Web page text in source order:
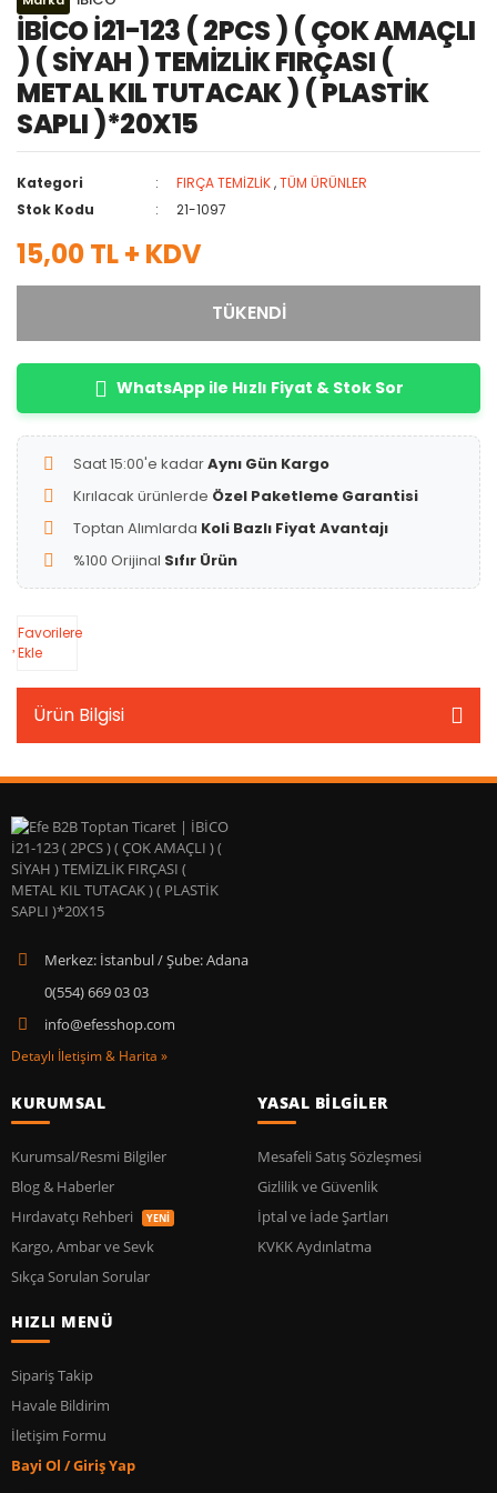
İBİCO İ21-123 ( 2PCS ) ( ÇOK AMAÇLI
) ( SİYAH ) TEMİZLİK FIRÇASI (
METAL KIL TUTACAK ) ( PLASTİK
SAPLI )*20X15
Kategori FIRÇA TEMİZLİK,TÜM ÜRÜNLER
Stok Kodu
21-1097
15,00 TL + KDV
TÜKENDİ
WhatsApp ile Hızlı Fiyat & Stok Sor
Saat 15:00'e kadarAynı Gün Kargo
Kırılacak ürünlerde Özel Paketleme Garantisi
Toptan Alımlarda Koli Bazlı Fiyat Avantajı
%100 Orijinal Sıfır Ürün
Favorilere
Ekle
Ürün Bilgisi
Merkez: İstanbul / Şube: Adana
0(554) 669 03 03
info@efesshop.com
Detaylı İletişim & Harita »
KURUMSAL
Kurumsal/Resmi Bilgiler
Blog & Haberler
Hırdavatçı Rehberi
YENİ
Kargo, Ambar ve Sevk
Sıkça Sorulan Sorular
YASAL BİLGİLER
Mesafeli Satış Sözleşmesi
Gizlilik ve Güvenlik
İptal ve İade Şartları
KVKK Aydınlatma
HIZLI MENÜ
Sipariş Takip
Havale Bildirim
İletişim Formu
Bayi Ol / Giriş Yap